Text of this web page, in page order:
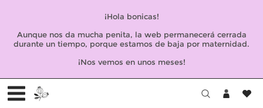
¡Hola bonicas!
Aunque nos da mucha penita, la web permanecerá cerrada
durante un tiempo, porque estamos de baja por maternidad.
¡Nos vemos en unos meses!